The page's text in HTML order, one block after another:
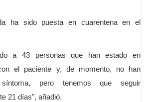
ha sido puesta en cuarentena en el
a 43 personas que han estado en
el paciente y, de momento, no han
síntoma, pero tenemos que seguir
21 días", añadió.